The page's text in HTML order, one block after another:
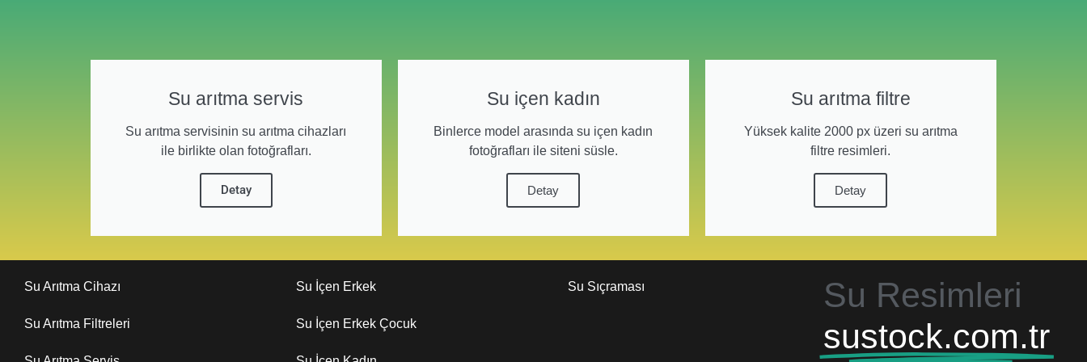
Su arıtma servis
Su arıtma servisinin su arıtma cihazları
ile birlikte olan fotoğrafları.
Detay
Su içen kadın
Binlerce model arasında su içen kadın
fotoğrafları ile siteni süsle.
Detay
Su arıtma filtre
Yüksek kalite 2000 px üzeri su arıtma
filtre resimleri.
Detay
Su Arıtma Cihazı
Su Arıtma Filtreleri
Su İçen Erkek
Su İçen Erkek Çocuk
Su Sıçraması
Su Resimleri
sustock.com.tr